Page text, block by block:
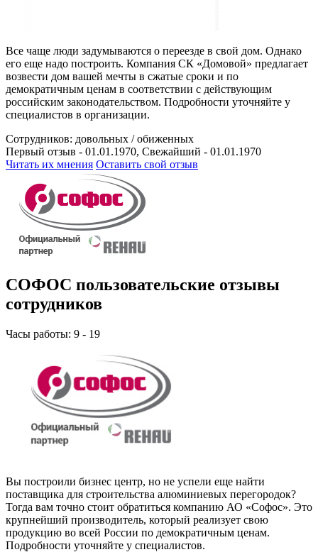
Все чаще люди задумываются о переезде в свой дом. Однако
его еще надо построить. Компания СК «Домовой» предлагает
возвести дом вашей мечты в сжатые сроки и по
демократичным ценам в соответствии с действующим
российским законодательством. Подробности уточняйте у
специалистов в организации.
Сотрудников: довольных /обиженных
Первый отзыв - 01.01.1970, Свежайший - 01.01.1970
Читать их мнения Оставить свой отзыв
СОФОС пользовательские отзывы
сотрудников
Часы работы: 9 - 19
Вы построили бизнес центр, но не успели еще найти
поставщика для строительства алюминиевых перегородок?
Тогда вам точно стоит обратиться компанию АО «Софос». Это
крупнейший производитель, который реализует свою
продукцию во всей России по демократичным ценам.
Подробности уточняйте у специалистов.